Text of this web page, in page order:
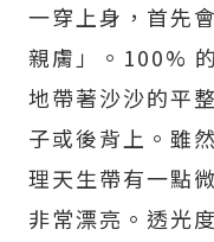
一穿上身，首先
親膚」。100%
地帶著沙沙的平
子或後背上。雖
理天生帶有一點
非常漂亮。透光